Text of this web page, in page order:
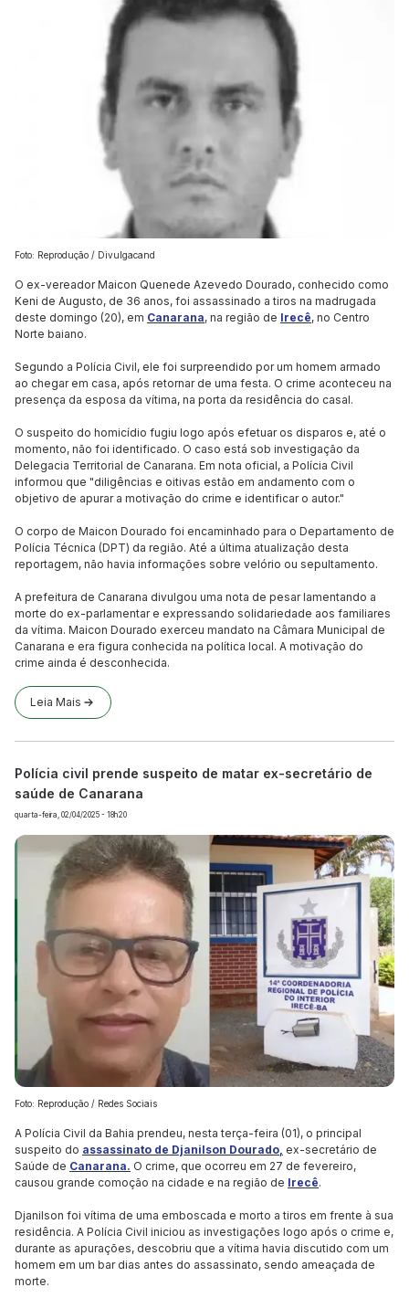
Foto: Reprodução / Divulgacand
O ex-vereador Maicon Quenede Azevedo Dourado, conhecido como
Keni de Augusto, de 36 anos, foi assassinado a tiros na madrugada
deste domingo (20), em Canarana, na região de Irecê, no Centro
Norte baiano.
Segundo a Polícia Civil, ele foi surpreendido por um homem armado
ao chegar em casa, após retornar de uma festa. O crime aconteceu na
presença da esposa da vítima, na porta da residência do casal.
O suspeito do homicídio fugiu logo após efetuar os disparos e, até o
momento, não foi identificado. O caso está sob investigação da
Delegacia Territorial de Canarana. Em nota oficial, a Polícia Civil
informou que "diligências e oitivas estão em andamento com o
objetivo de apurar a motivação do crime e identificar o autor."
O corpo de Maicon Dourado foi encaminhado para o Departamento de
Polícia Técnica (DPT) da região. Até a última atualização desta
reportagem, não havia informações sobre velório ou sepultamento.
A prefeitura de Canarana divulgou uma nota de pesar lamentando a
morte do ex-parlamentar e expressando solidariedade aos familiares
da vítima. Maicon Dourado exerceu mandato na Câmara Municipal de
Canarana e era figura conhecida na política local. A motivação do
crime ainda é desconhecida.
Leia Mais
Polícia civil prende suspeito de matar ex-secretário de
saúde de Canarana
quarta-feira, 02/04/2025 - 18h20
Foto: Reprodução / Redes Sociais
A Polícia Civil da Bahia prendeu, nesta terça-feira (01), o principal
suspeito do assassinato de Djanilson Dourado, ex-secretário de
Saúde de Canarana. O crime, que ocorreu em 27 de fevereiro,
causou grande comoção na cidade e na região de Irecê.
Djanilson foi vítima de uma emboscada e morto a tiros em frente à sua
residência. A Polícia Civil iniciou as investigações logo após o crime e,
durante as apurações, descobriu que a vítima havia discutido com um
homem em um bar dias antes do assassinato, sendo ameaçada de
morte.